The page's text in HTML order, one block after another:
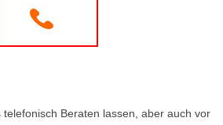
telefonisch Beraten lassen, aber auch vor